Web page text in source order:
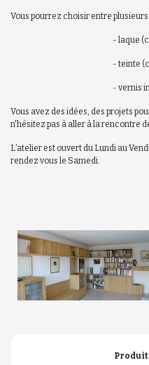
Vous pourrez choisir entre
- laque (coloris
- teinte
- vernis incolore
Vous avez des idées, des projets
n'hésitez pas à aller à la rencontre
L’atelier est ouvert du Lundi au
rendez vous le Samedi.